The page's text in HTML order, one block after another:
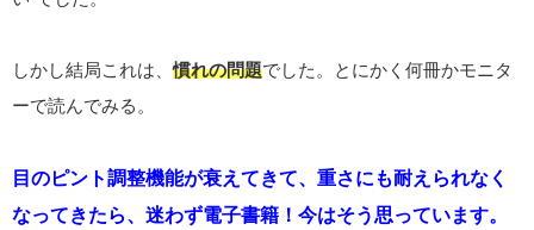
しかし結局これは、慣れの問題でした。とにかく何冊かモニタ
ーで読んでみる。
目のピント調整機能が衰えてきて、 重さにも耐えられなく
なってきたら、迷わず電子書籍！今はそう思っています。